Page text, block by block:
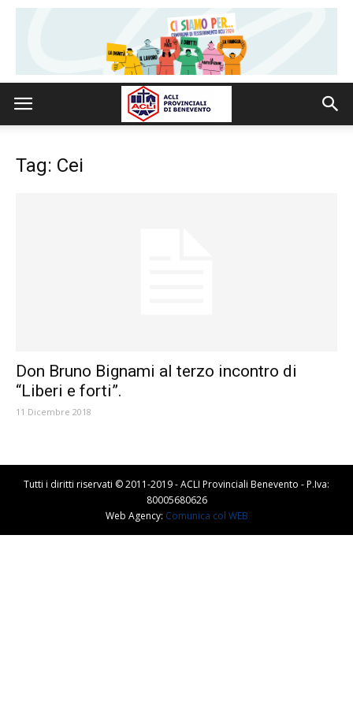
Tag: Cei
Don Bruno Bignami al terzo incontro di
“Liberi e forti”.
11 Dicembre 2018
Tutti i diritti riservati © 2011-2019 - ACLI Provinciali Benevento - P.Iva:
80005680626
Web Agency: Comunica col WEB